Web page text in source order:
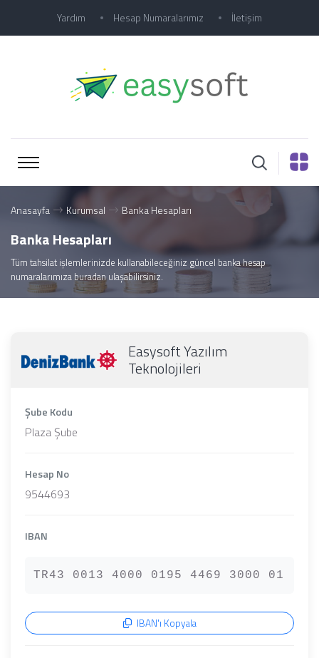
Yardım Hesap Numaralarımız İletişim
Anasayfa Kurumsal Banka Hesapları
Banka Hesapları
Tüm tahsilat işlemlerinizde kullanabileceğiniz güncel banka hesap
numaralarımıza buradan ulaşabilirsiniz.
Easysoft Yazılım
Teknolojileri
Şube Kodu
Plaza Şube
Hesap No
9544693
IBAN
TR43 0013 4000 0195 4469 3000 01
IBAN'ı Kopyala